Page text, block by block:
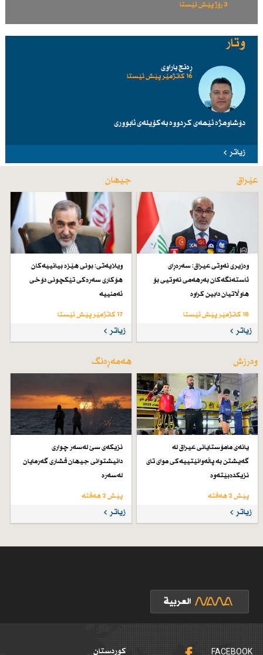
3 رۆژ پێش ئێستا
وتار
ڕەنج باراوی
16 کاتژمێر پێش ئێستا
دۆشاومژە ئێمەی کردووە بەکۆیلەی ئابووری
زیاتر
عێراق
وەزیری نەوتی عیراق: سەرەڕای
ئاستەنگەكان بەرهەمی نەوتیی بۆ
هاوڵاتیان دابین كراوە
18 کاتژمێر پێش ئێستا
زیاتر
جیهان
ویلایەتی: بونی هێزە بیانییەكان
هۆكاری سەرەكی تێكچونی دۆخی
ئەمنییە
17 کاتژمێر پێش ئێستا
زیاتر
وەرزش
یانەی مامۆستایانی عیراق لە
گەیشتن بە پاڵەوانێتییەكی موای تای
نزیكدەبێتەوە
پێش 2 هەفتە
زیاتر
هەمەڕەنگ
نزیكەی سێ لەسەر چواری
دانیشتوانی جیهان فشاری گەرمایان
لەسەرە
پێش 2 هەفتە
زیاتر
FACEBOOK کوردستان